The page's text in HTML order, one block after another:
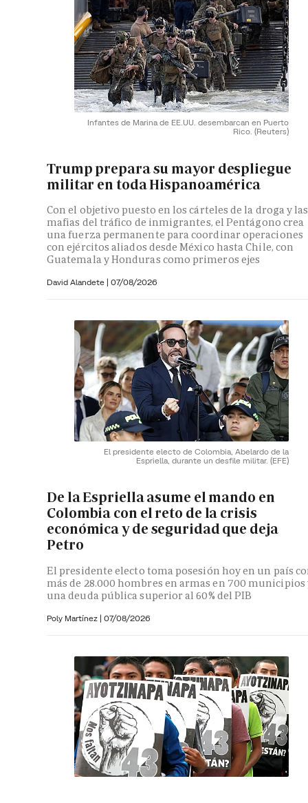
Infantes de Marina de EE.UU. desembarcan en Puerto
Rico. (Reuters)
Trump prepara su mayor despliegue
militar en toda Hispanoamérica
Con el objetivo puesto en los cárteles de la droga y las
mafias del tráfico de inmigrantes, el Pentágono crea
una fuerza permanente para coordinar operaciones
con ejércitos aliados desde México hasta Chile, con
Guatemala y Honduras como primeros ejes
David Alandete | 07/08/2026
El presidente electo de Colombia, Abelardo de la
Espriella, durante un desfile militar. (EFE)
De la Espriella asume el mando en
Colombia con el reto de la crisis
económica y de seguridad que deja
Petro
El presidente electo toma posesión hoy en un país
más de 28.000 hombres en armas en 700 municipios
una deuda pública superior al 60% del PIB
Poly Martínez | 07/08/2026